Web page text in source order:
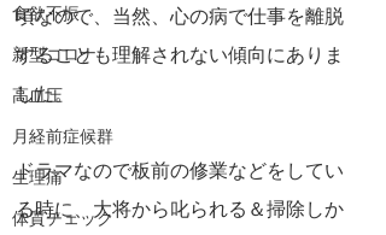
食欲不振
新型コロナ
高血圧
月経前症候群
生理痛
体質チェック
頃なので、当然、心の病で仕事を離脱
することも理解されない傾向にありま
した。
ドラマなので板前の修業などをしてい
る時に、大将から叱られる＆掃除しか